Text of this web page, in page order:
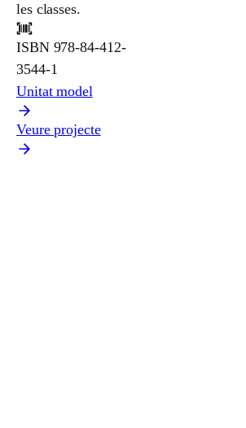
les classes.
ISBN 978-84-412-
3544-1
Unitat model
Veure projecte